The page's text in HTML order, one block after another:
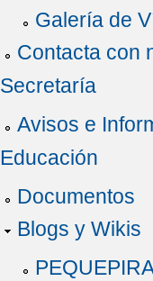
Galería de
Contacta con
Secretaría
Avisos e
Educación
Documentos
Blogs y Wikis